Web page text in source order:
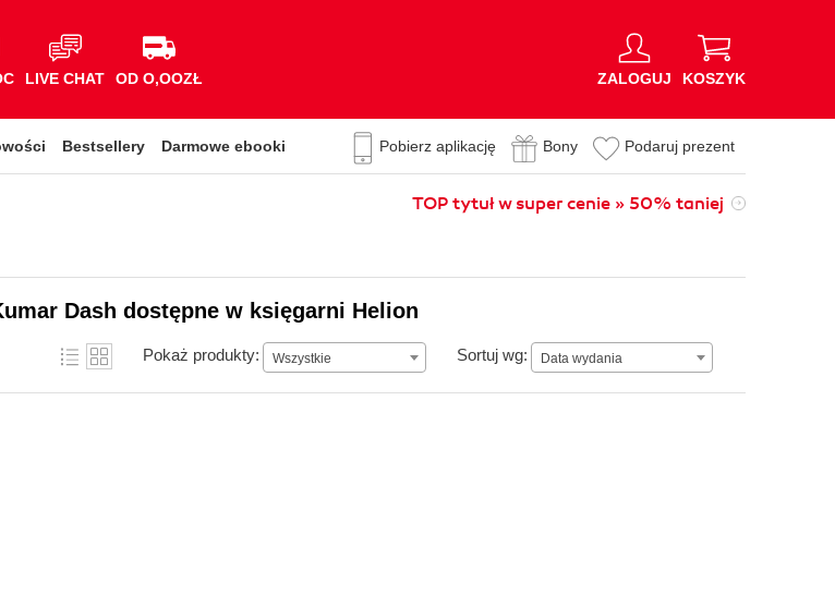
LIVE CHAT OD O,OOZŁ ZALOGUJ KOSZYK
Bestsellery Darmowe ebooki Pobierz aplikację Bony Podaruj prezent
TOP tytuł w super cenie » 50% taniej
Dash dostępne w księgarni Helion
Pokaż produkty: Wszystkie Sortuj wg: Data wydania
Data wydania